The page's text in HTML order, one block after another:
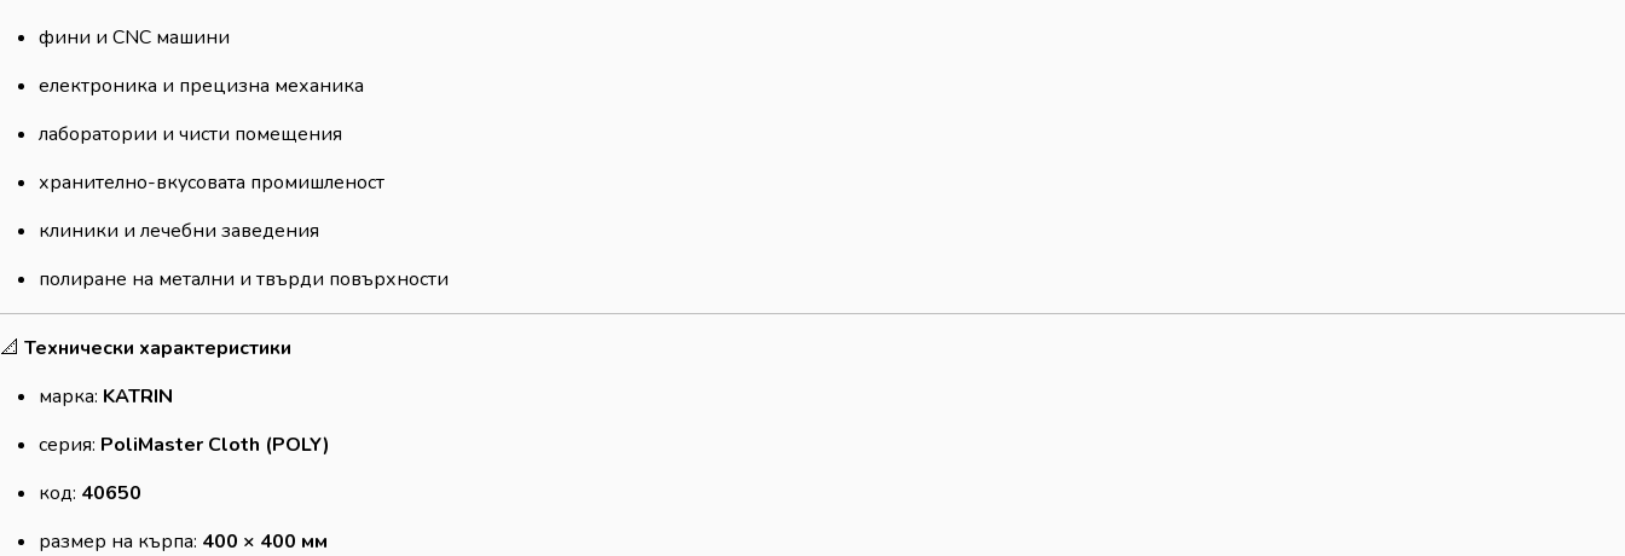
фини и CNC машини
електроника и прецизна механика
лаборатории и чисти помещения
хранително-вкусовата промишленост
клиники и лечебни заведения
полиране на метални и твърди повърхности
📐 Технически характеристики
марка: KATRIN
серия: PoliMaster Cloth (POLY)
код: 40650
размер на кърпа: 400 × 400 мм